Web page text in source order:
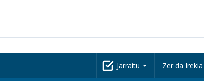
Jarraitu Zer da Irekia